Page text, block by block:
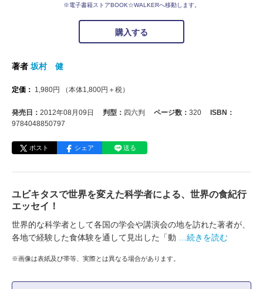
※電子書籍ストアBOOK☆WALKERへ移動します。
購入する
著者坂村 健
定価： 1,980円 （本体1,800円＋税）
発売日： 2012年08月09日 判型： 四六判 ページ数： 320
ISBN：
9784048850797
ポスト シェア 送る
ユビキタスで世界を変えた科学者による、世界の食紀行
エッセイ！
世界的な科学者として各国の学会や講演会の地を訪れた著者が、
各地で経験した食体験を通して見出した「動
…続きを読む
※画像は表紙及び帯等、実際とは異なる場合があります。